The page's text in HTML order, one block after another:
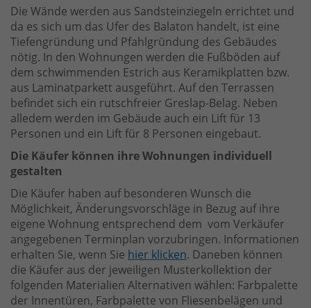
Die Wände werden aus Sandsteinziegeln errichtet und
da es sich um das Ufer des Balaton handelt, ist eine
Tiefengründung und Pfahlgründung des Gebäudes
nötig. In den Wohnungen werden die Fußböden auf
dem schwimmenden Estrich aus Keramikplatten bzw.
aus Laminatparkett ausgeführt. Auf den Terrassen
befindet sich ein rutschfreier Greslap-Belag. Neben
alledem werden im Gebäude auch ein Lift für 13
Personen und ein Lift für 8 Personen eingebaut.
Die Käufer können ihre Wohnungen individuell
gestalten
Die Käufer haben auf besonderen Wunsch die
Möglichkeit, Änderungsvorschläge in Bezug auf ihre
eigene Wohnung entsprechend dem vom Verkäufer
angegebenen Terminplan vorzubringen. Informationen
erhalten Sie, wenn Sie hier klicken. Daneben können
die Käufer aus der jeweiligen Musterkollektion der
folgenden Materialien Alternativen wählen: Farbpalette
der Innentüren, Farbpalette von Fliesenbelägen und